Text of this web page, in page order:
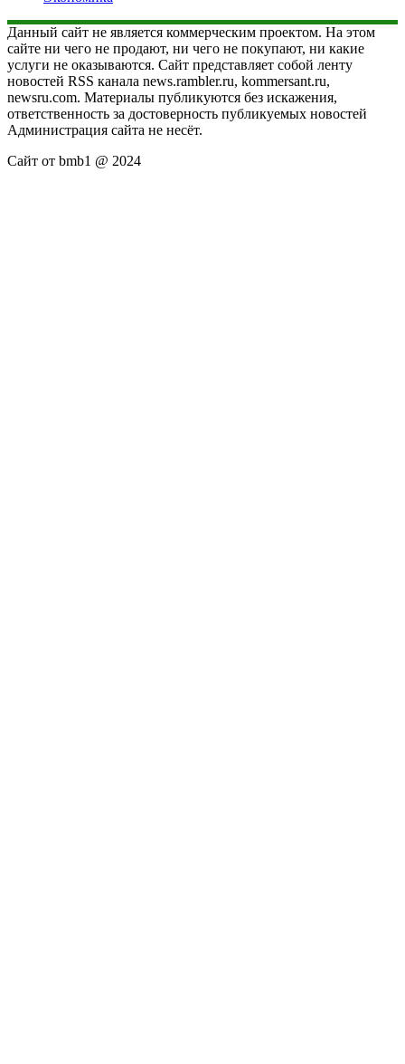
Данный сайт не является коммерческим проектом. На этом
сайте ни чего не продают, ни чего не покупают, ни какие
услуги не оказываются. Сайт представляет собой ленту
новостей RSS канала news.rambler.ru, kommersant.ru,
newsru.com. Материалы публикуются без искажения,
ответственность за достоверность публикуемых новостей
Администрация сайта не несёт.
Сайт от bmb1 @ 2024